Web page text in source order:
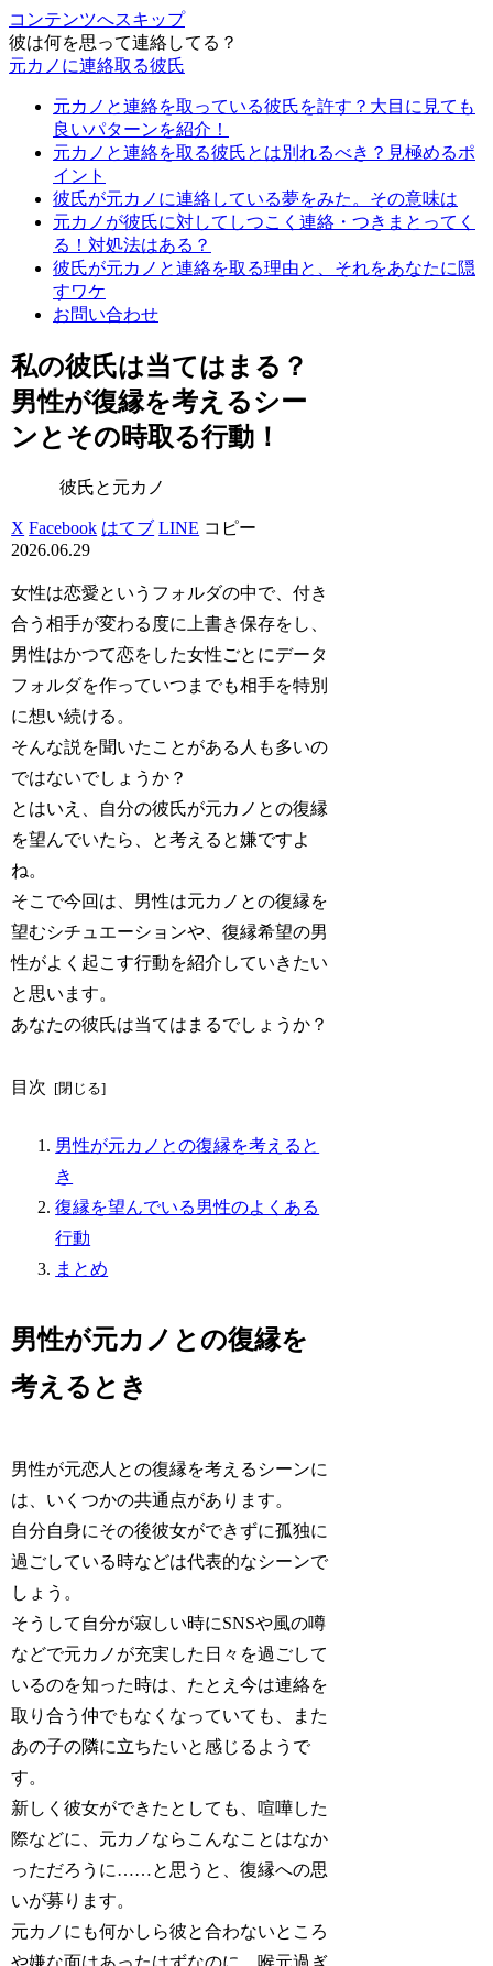
コンテンツへスキップ
彼は何を思って連絡してる？
元カノに連絡取る彼氏
元カノと連絡を取っている彼氏を許す？大目に見ても
良いパターンを紹介！
元カノと連絡を取る彼氏とは別れるべき？見極めるポ
イント
彼氏が元カノに連絡している夢をみた。その意味は
元カノが彼氏に対してしつこく連絡・つきまとってく
る！対処法はある？
彼氏が元カノと連絡を取る理由と、それをあなたに隠
すワケ
お問い合わせ
私の彼氏は当てはまる？
男性が復縁を考えるシー
ンとその時取る行動！
彼氏と元カノ
X Facebook はてブ LINE コピー
2026.06.29
女性は恋愛というフォルダの中で、付き
合う相手が変わる度に上書き保存をし、
男性はかつて恋をした女性ごとにデータ
フォルダを作っていつまでも相手を特別
に想い続ける。
そんな説を聞いたことがある人も多いの
ではないでしょうか？
とはいえ、自分の彼氏が元カノとの復縁
を望んでいたら、と考えると嫌ですよ
ね。
そこで今回は、男性は元カノとの復縁を
望むシチュエーションや、復縁希望の男
性がよく起こす行動を紹介していきたい
と思います。
あなたの彼氏は当てはまるでしょうか？
目次
男性が元カノとの復縁を考えると
き
復縁を望んでいる男性のよくある
行動
まとめ
男性が元カノとの復縁を
考えるとき
男性が元恋人との復縁を考えるシーンに
は、いくつかの共通点があります。
自分自身にその後彼女ができずに孤独に
過ごしている時などは代表的なシーンで
しょう。
そうして自分が寂しい時にSNSや風の噂
などで元カノが充実した日々を過ごして
いるのを知った時は、たとえ今は連絡を
取り合う仲でもなくなっていても、また
あの子の隣に立ちたいと感じるようで
す。
新しく彼女ができたとしても、喧嘩した
際などに、元カノならこんなことはなか
っただろうに……と思うと、復縁への思
いが募ります。
元カノにも何かしら彼と合わないところ
や嫌な面はあったはずなのに、喉元過ぎ